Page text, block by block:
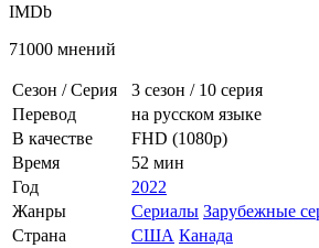
IMDb
71000 мнений
Сезон / Серия 3 сезон / 10 серия
Перевод
на русском языке
В качестве
FHD (1080p)
Время
52 мин
Год
2022
Жанры
Сериалы Зарубежные
Страна
США Канада